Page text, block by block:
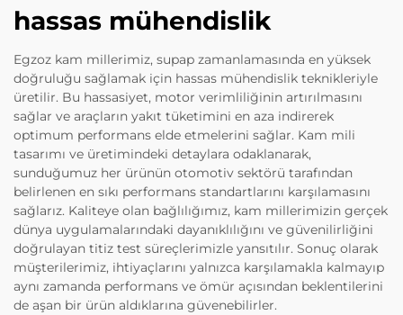
hassas mühendislik
Egzoz kam millerimiz, supap zamanlamasında en yüksek
doğruluğu sağlamak için hassas mühendislik teknikleriyle
üretilir. Bu hassasiyet, motor verimliliğinin artırılmasını
sağlar ve araçların yakıt tüketimini en aza indirerek
optimum performans elde etmelerini sağlar. Kam mili
tasarımı ve üretimindeki detaylara odaklanarak,
sunduğumuz her ürünün otomotiv sektörü tarafından
belirlenen en sıkı performans standartlarını karşılamasını
sağlarız. Kaliteye olan bağlılığımız, kam millerimizin gerçek
dünya uygulamalarındaki dayanıklılığını ve güvenilirliğini
doğrulayan titiz test süreçlerimizle yansıtılır. Sonuç olarak
müşterilerimiz, ihtiyaçlarını yalnızca karşılamakla kalmayıp
aynı zamanda performans ve ömür açısından beklentilerini
de aşan bir ürün aldıklarına güvenebilirler.